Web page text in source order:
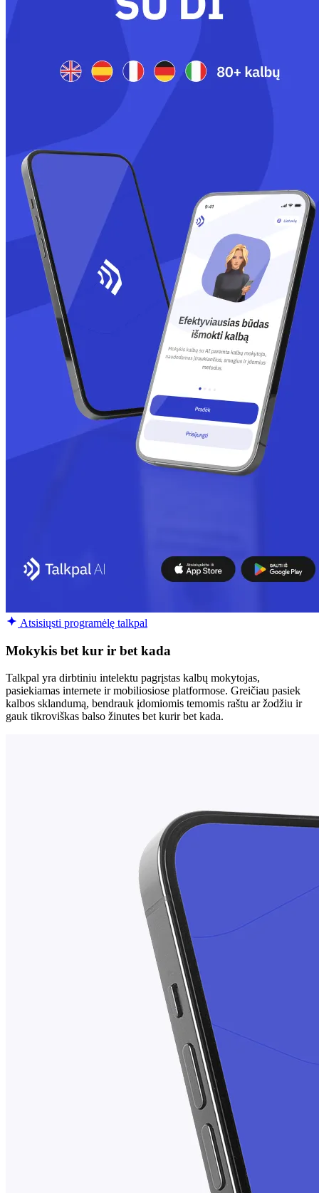
Atsisiųsti programėlę talkpal
Mokykis bet kur ir bet kada
Talkpal yra dirbtiniu intelektu pagrįstas kalbų mokytojas,
pasiekiamas internete ir mobiliosiose platformose. Greičiau pasiek
kalbos sklandumą, bendrauk įdomiomis temomis raštu ar žodžiu ir
gauk tikroviškas balso žinutes bet kurir bet kada.